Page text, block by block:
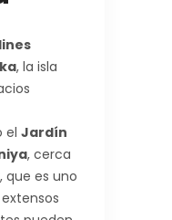
, la isla
el Jardín
, cerca
que es uno